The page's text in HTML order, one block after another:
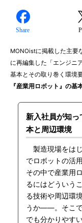
Share
MONOistに掲載した主要
に再編集した「エンジニ
基本とその取り巻く環境
『産業用ロボット』の基
新入社員が知
本と周辺環境
製造現場をは
でロボットの活
その中で産業用
るにはどういう
る技術や周辺環
うか――。そこで
でも分かりやす